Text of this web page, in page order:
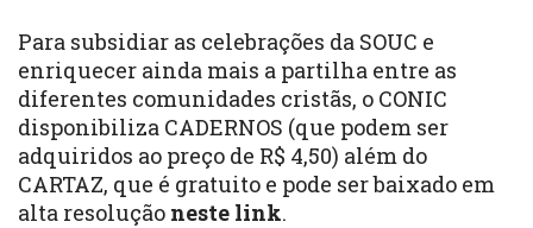
Para subsidiar as celebrações da SOUC e
enriquecer ainda mais a partilha entre as
diferentes comunidades cristãs, o CONIC
disponibiliza CADERNOS (que podem ser
adquiridos ao preço de R$ 4,50) além do
CARTAZ, que é gratuito e pode ser baixado em
alta resolução neste link.